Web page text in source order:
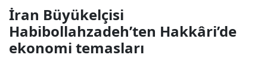
İran Büyükelçisi
Habibollahzadeh’ten Hakkâri’de
ekonomi temasları